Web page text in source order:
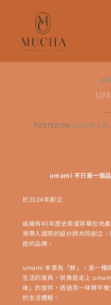
content
品
POSTED ON2026 年 2 月
umami 不只是一個
於2024年創立
由擁有40年歷史希望昇華在地
灣帶入國際的設計師共同創立
造的品牌。
umami 本意為「鮮」，是一種
生活的家具，就像是走上
味」的旅伴，透過添一味鮮平
的生活體驗。